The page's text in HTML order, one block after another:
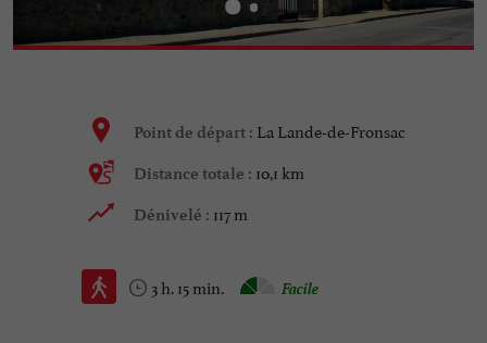
Point de départ : La Lande-de-Fronsac
Distance totale : 10,1 km
Dénivelé : 117 m
3 h. 15 min. Facile